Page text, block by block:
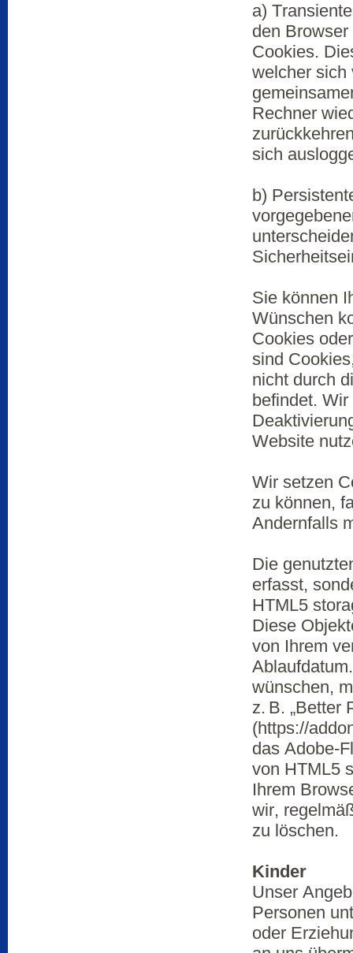
a)
den
Cookies.
welcher sich
Rechner
sich
b)
Sie können
Wünschen
Cookies
sind
nicht durch
befindet.
Website
Wir setzen
zu können,
Andernfalls
Die
erfasst,
HTML5
Diese
von Ihrem
wünschen,
z. B. „Better
(https://
das Adobe-
von HTML5
Ihrem
wir,
zu löschen.
Kinder
Unser
Personen
oder